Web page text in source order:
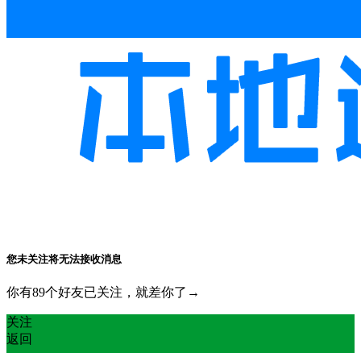
您未关注将无法接收消息
你有89个好友已关注，就差你了→
关注
返回